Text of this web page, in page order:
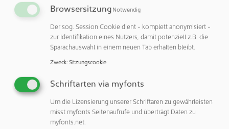
Bedeutung.
Trespa® TopLab® ist eines der wenigen HPL-
Kompaktmaterialien mit einer umfassenden Fraunhofer
IPA-Zertifizierung im Rahmen des Programms für
reinraumtaugliche Materialien. In vielen Branchen (z. B.
Pharma, Halbleiter-, Medizinprodukte-, Optik- oder
Displayherstellung) müssen immer mehr Produkte unter
hochsauberen Bedingungen hergestellt werden. Da schon
geringste Verunreinigungen im Produktionsprozess zu
schwerwiegenden Fehlern und Verlusten führen können,
Browsersitzung Notwendig
Der sog. Session Cookie dient - komplett anonymisiert -
zur Identifikation eines Nutzers, damit potenziell z.B. die
Sparachauswahl in einem neuen Tab erhalten bleibt.
Zweck: Sitzungscookie
Schriftarten via myfonts
Um die Lizensierung unserer Schriftaren zu gewährleisten
misst myfonts Seitenaufrufe und überträgt Daten zu
myfonts.net.